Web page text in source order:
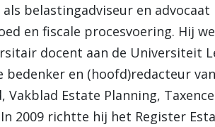
belastingadviseur en
en fiscale procesvoering. Hij
docent aan de Universiteit
en (hoofd)redacteur
Estate Planning,
2009 richtte hij het Register